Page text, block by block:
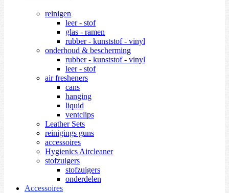
reinigen
leer - stof
glas - ramen
rubber - kunststof - vinyl
onderhoud & bescherming
rubber - kunststof - vinyl
leer - stof
air fresheners
cans
hanging
liquid
ventclips
Leather Sets
reinigings guns
accessoires
Hygienics Aircleaner
stofzuigers
stofzuigers
onderdelen
Accessoires